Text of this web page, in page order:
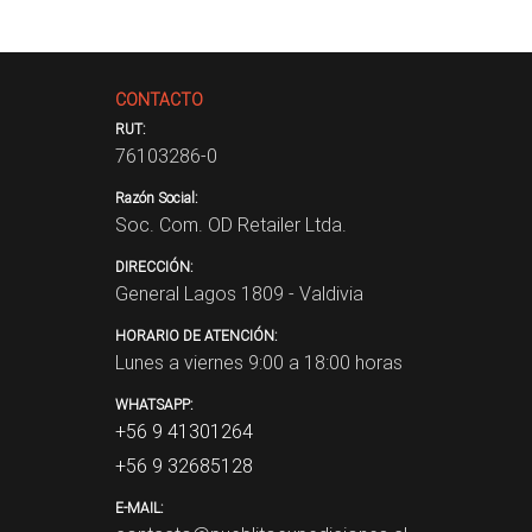
CONTACTO
RUT:
76103286-0
Razón Social:
Soc. Com. OD Retailer Ltda.
DIRECCIÓN:
General Lagos 1809 - Valdivia
HORARIO DE ATENCIÓN:
Lunes a viernes 9:00 a 18:00 horas
WHATSAPP:
+56 9 41301264
+56 9 32685128
E-MAIL: